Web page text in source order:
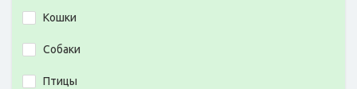
Кошки
Собаки
Птицы